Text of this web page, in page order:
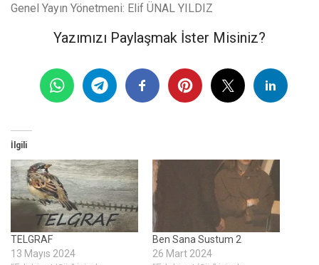
Genel Yayın Yönetmeni: Elif ÜNAL YILDIZ
Yazımızı Paylaşmak İster Misiniz?
İlgili
TELGRAF
13 Mayıs 2024
Ben Sana Sustum 2
26 Mart 2024